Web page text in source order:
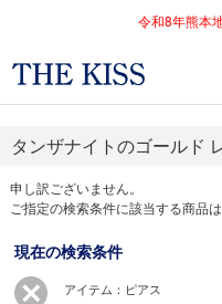
令和8年熊本
タンザナイトのゴールド
申し訳ございません。
ご指定の検索条件に該当する商品
現在の検索条件
アイテム：ピアス